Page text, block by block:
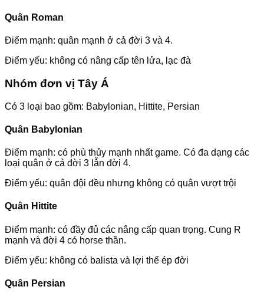
Quân Roman
Điểm mạnh: quân mạnh ở cả đời 3 và 4.
Điểm yếu: không có nâng cấp tên lửa, lạc đà
Nhóm đơn vị Tây Á
Có 3 loại bao gồm: Babylonian, Hittite, Persian
Quân Babylonian
Điểm mạnh: có phù thủy mạnh nhất game. Có đa dạng các
loại quân ở cả đời 3 lẫn đời 4.
Điểm yếu: quân đội đều nhưng không có quân vượt trội
Quân Hittite
Điểm mạnh: có đầy đủ các nâng cấp quan trọng. Cung R
mạnh và đời 4 có horse thần.
Điểm yếu: không có balista và lợi thế ép đời
Quân Persian